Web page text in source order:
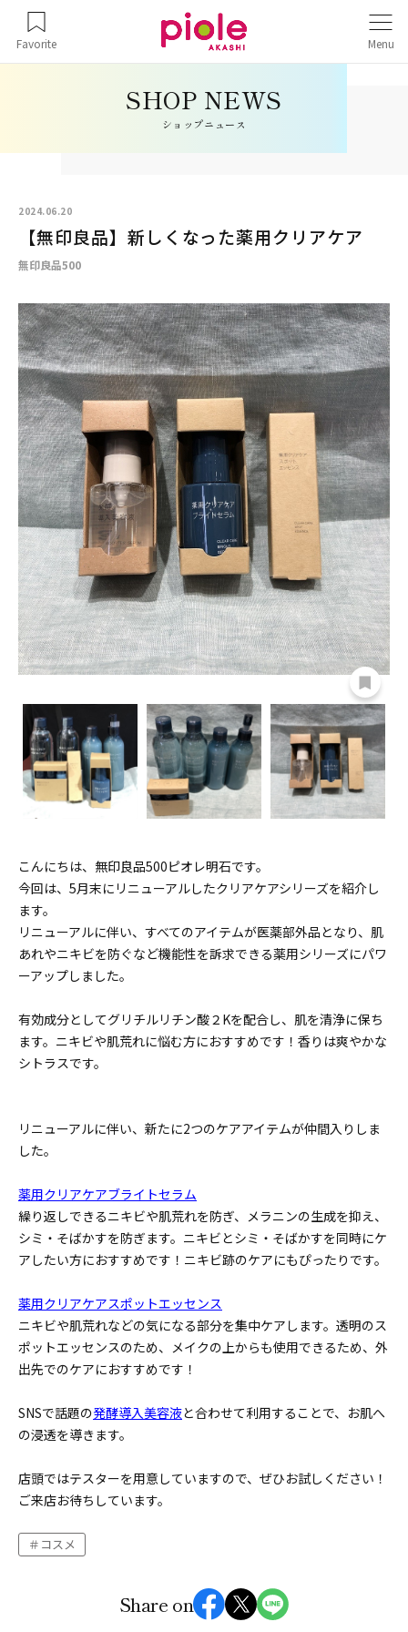
Favorite Menu
ショップニュース
2024.06.20
【無印良品】新しくなった薬用クリアケア
無印良品500
こんにちは、無印良品500ピオレ明石です。
今回は、5月末にリニューアルしたクリアケアシリーズを紹介し
ます。
リニューアルに伴い、すべてのアイテムが医薬部外品となり、肌
あれやニキビを防ぐなど機能性を訴求できる薬用シリーズにパワ
ーアップしました。
有効成分としてグリチルリチン酸２Kを配合し、肌を清浄に保ち
ます。ニキビや肌荒れに悩む方におすすめです！香りは爽やかな
シトラスです。
リニューアルに伴い、新たに2つのケアアイテムが仲間入りしま
した。
薬用クリアケアブライトセラム
繰り返しできるニキビや肌荒れを防ぎ、メラニンの生成を抑え、
シミ・そばかすを防ぎます。ニキビとシミ・そばかすを同時にケ
アしたい方におすすめです！ニキビ跡のケアにもぴったりです。
薬用クリアケアスポットエッセンス
ニキビや肌荒れなどの気になる部分を集中ケアします。透明のス
ポットエッセンスのため、メイクの上からも使用できるため、外
出先でのケアにおすすめです！
SNSで話題の発酵導入美容液と合わせて利用することで、お肌へ
の浸透を導きます。
店頭ではテスターを用意していますので、ぜひお試しください！
ご来店お待ちしています。
コスメ
Share on